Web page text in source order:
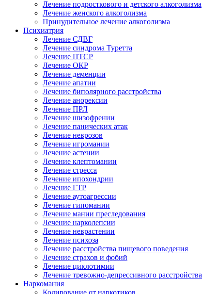
Лечение подросткового и детского алкоголизма
Лечение женского алкоголизма
Принудительное лечение алкоголизма
Психиатрия
Лечение СДВГ
Лечение синдрома Туретта
Лечение ПТСР
Лечение ОКР
Лечение деменции
Лечение апатии
Лечение биполярного расстройства
Лечение анорексии
Лечение ПРЛ
Лечение шизофрении
Лечение панических атак
Лечение неврозов
Лечение игромании
Лечение астении
Лечение клептомании
Лечение стресса
Лечение ипохондрии
Лечение ГТР
Лечение аутоагрессии
Лечение гипомании
Лечение мании преследования
Лечение нарколепсии
Лечение неврастении
Лечение психоза
Лечение расстройства пищевого поведения
Лечение страхов и фобий
Лечение циклотимии
Лечение тревожно-депрессивного расстройства
Наркомания
Кодирование от наркотиков